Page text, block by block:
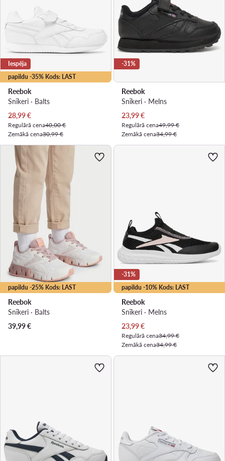
papildu -35% Kods: LAST
Iespēja
Reebok
Snīkeri · Balts
Pašreizējā cena
28,99€
Regulārā cena40,00 €
Zemākā cena30,99 €
-31%
Reebok
Snīkeri · Melns
Pašreizējā cena
23,99€
Regulārā cena49,99 €
Zemākā cena34,99 €
papildu -25% Kods: LAST
Reebok
Snīkeri · Balts
39,99€
papildu -10% Kods: LAST
-31%
Reebok
Snīkeri · Melns
Pašreizējā cena
23,99€
Regulārā cena34,99 €
Zemākā cena34,99 €